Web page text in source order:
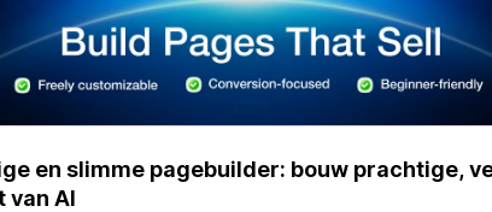
en slimme pagebuilder: bouw prachtige,
van AI